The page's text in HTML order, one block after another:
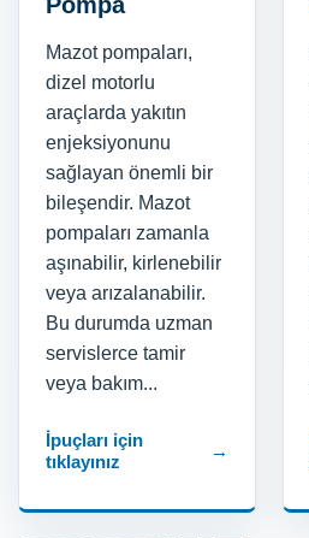
Mazot pompaları,
dizel motorlu
araçlarda yakıtın
enjeksiyonunu
sağlayan önemli bir
bileşendir. Mazot
pompaları zamanla
aşınabilir, kirlenebilir
veya arızalanabilir.
Bu durumda uzman
servislerce tamir
veya bakım...
İpuçları için
tıklayınız
→